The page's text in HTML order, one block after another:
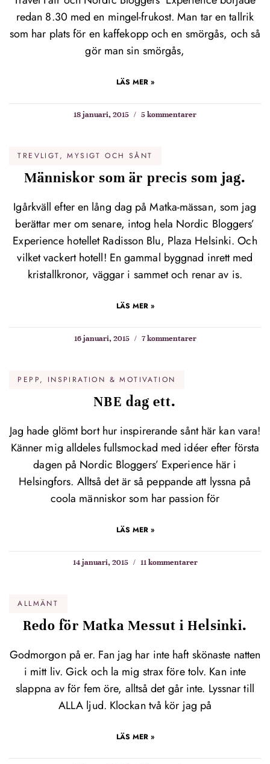
redan 8.30 med en mingel-frukost. Man tar en tallrik
som har plats för en kaffekopp och en smörgås, och så
gör man sin smörgås,
LÄS MER »
18 januari, 2015 5 kommentarer
TREVLIGT, MYSIGT OCH SÅNT
Människor som är precis som jag.
Igårkväll efter en lång dag på Matka-mässan, som jag
berättar mer om senare, intog hela Nordic Bloggers’
Experience hotellet Radisson Blu, Plaza Helsinki. Och
vilket vackert hotell! En gammal byggnad inrett med
kristallkronor, väggar i sammet och renar av is.
LÄS MER »
16 januari, 2015 7 kommentarer
PEPP, INSPIRATION & MOTIVATION
NBE dag ett.
Jag hade glömt bort hur inspirerande sånt här kan vara!
Känner mig alldeles fullsmockad med idéer efter första
dagen på Nordic Bloggers’ Experience här i
Helsingfors. Alltså det är så peppande att lyssna på
coola människor som har passion för
LÄS MER »
14 januari, 2015 11 kommentarer
ALLMÄNT
Redo för Matka Messut i Helsinki.
Godmorgon på er. Fan jag har inte haft skönaste natten
i mitt liv. Gick och la mig strax före tolv. Kan inte
slappna av för fem öre, alltså det går inte. Lyssnar till
ALLA ljud. Klockan två kör jag på
LÄS MER »